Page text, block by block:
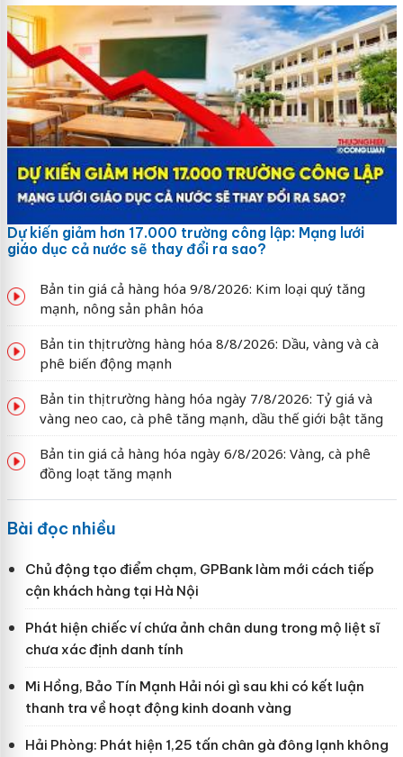
Dự kiến giảm hơn 17.000 trường công lập: Mạng lưới
giáo dục cả nước sẽ thay đổi ra sao?
Bản tin giá cả hàng hóa 9/8/2026: Kim loại quý tăng
mạnh, nông sản phân hóa
Bản tin thị trường hàng hóa 8/8/2026: Dầu, vàng và cà
phê biến động mạnh
Bản tin thị trường hàng hóa ngày 7/8/2026: Tỷ giá và
vàng neo cao, cà phê tăng mạnh, dầu thế giới bật tăng
Bản tin giá cả hàng hóa ngày 6/8/2026: Vàng, cà phê
đồng loạt tăng mạnh
Bài đọc nhiều
Chủ động tạo điểm chạm, GPBank làm mới cách tiếp
cận khách hàng tại Hà Nội
Phát hiện chiếc ví chứa ảnh chân dung trong mộ liệt sĩ
chưa xác định danh tính
Mi Hồng, Bảo Tín Mạnh Hải nói gì sau khi có kết luận
thanh tra về hoạt động kinh doanh vàng
Hải Phòng: Phát hiện 1,25 tấn chân gà đông lạnh không